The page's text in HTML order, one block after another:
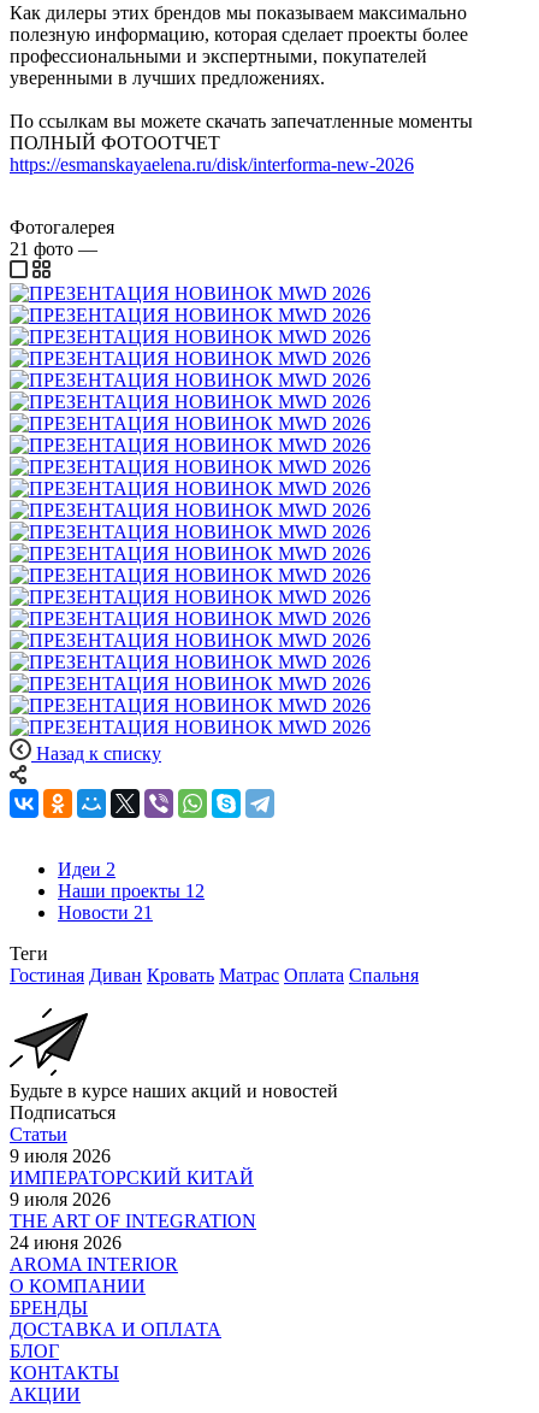
Как дилеры этих брендов мы показываем максимально
полезную информацию, которая сделает проекты более
профессиональными и экспертными, покупателей
уверенными в лучших предложениях.
По ссылкам вы можете скачать запечатленные моменты
ПОЛНЫЙ ФОТООТЧЕТ
https://esmanskayaelena.ru/disk/interforma-new-2026
Фотогалерея
21 фото —
Назад к списку
Идеи 2
Наши проекты 12
Новости 21
Теги
Гостиная Диван Кровать Матрас Оплата Спальня
Будьте в курсе наших акций и новостей
Подписаться
Статьи
9 июля 2026
ИМПЕРАТОРСКИЙ КИТАЙ
9 июля 2026
THE ART OF INTEGRATION
24 июня 2026
AROMA INTERIOR
О КОМПАНИИ
БРЕНДЫ
ДОСТАВКА И ОПЛАТА
БЛОГ
КОНТАКТЫ
АКЦИИ